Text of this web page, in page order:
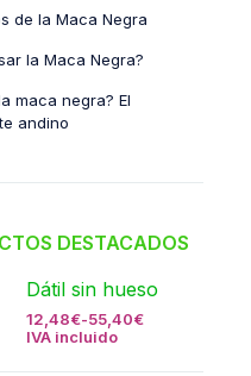
de la Maca Negra
la Maca Negra?
maca negra? El
andino
DESTACADOS
Dátil sin hueso
12,48€-55,40€
IVA incluido